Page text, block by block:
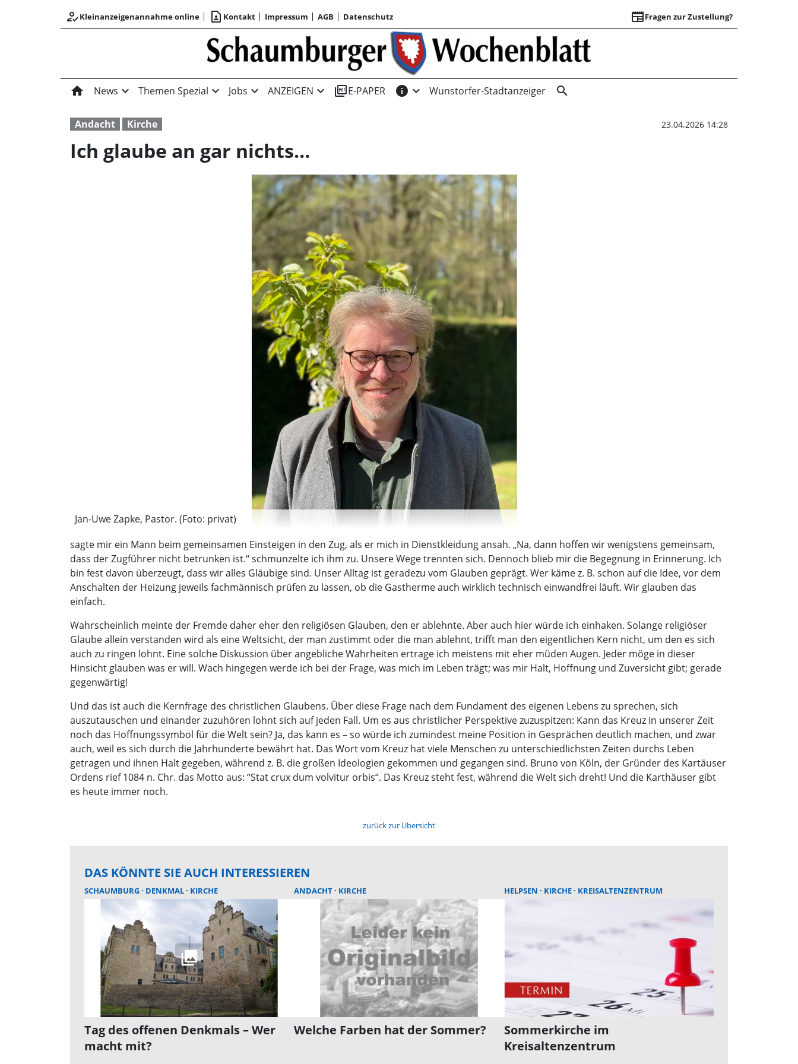
how_to_regKleinanzeigenannahme online contact_page Kontakt Impressum AGB Datenschutz newspaperFragen zur Zustellung?
Ich glaube an gar
home News expand_more Themen Spezial expand_more Jobs expand_more ANZEIGEN expand_more picture_as_pdfE-PAPER info expand_more Wunstorfer-Stadtanzeiger search
Andacht Kirche 23.04.2026 14:28
Ich glaube an gar nichts…
Jan-Uwe Zapke, Pastor. (Foto: privat)
sagte mir ein Mann beim gemeinsamen Einsteigen in den Zug, als er mich in Dienstkleidung ansah. „Na, dann hoffen wir wenigstens gemeinsam,
dass der Zugführer nicht betrunken ist.“ schmunzelte ich ihm zu. Unsere Wege trennten sich. Dennoch blieb mir die Begegnung in Erinnerung. Ich
bin fest davon überzeugt, dass wir alles Gläubige sind. Unser Alltag ist geradezu vom Glauben geprägt. Wer käme z. B. schon auf die Idee, vor dem
Anschalten der Heizung jeweils fachmännisch prüfen zu lassen, ob die Gastherme auch wirklich technisch einwandfrei läuft. Wir glauben das
einfach.
Wahrscheinlich meinte der Fremde daher eher den religiösen Glauben, den er ablehnte. Aber auch hier würde ich einhaken. Solange religiöser
Glaube allein verstanden wird als eine Weltsicht, der man zustimmt oder die man ablehnt, trifft man den eigentlichen Kern nicht, um den es sich
auch zu ringen lohnt. Eine solche Diskussion über angebliche Wahrheiten ertrage ich meistens mit eher müden Augen. Jeder möge in dieser
Hinsicht glauben was er will. Wach hingegen werde ich bei der Frage, was mich im Leben trägt; was mir Halt, Hoffnung und Zuversicht gibt; gerade
gegenwärtig!
Und das ist auch die Kernfrage des christlichen Glaubens. Über diese Frage nach dem Fundament des eigenen Lebens zu sprechen, sich
auszutauschen und einander zuzuhören lohnt sich auf jeden Fall. Um es aus christlicher Perspektive zuzuspitzen: Kann das Kreuz in unserer Zeit
noch das Hoffnungssymbol für die Welt sein? Ja, das kann es – so würde ich zumindest meine Position in Gesprächen deutlich machen, und zwar
auch, weil es sich durch die Jahrhunderte bewährt hat. Das Wort vom Kreuz hat viele Menschen zu unterschiedlichsten Zeiten durchs Leben
getragen und ihnen Halt gegeben, während z. B. die großen Ideologien gekommen und gegangen sind. Bruno von Köln, der Gründer des Kartäuser
Ordens rief 1084 n. Chr. das Motto aus: “Stat crux dum volvitur orbis“. Das Kreuz steht fest, während die Welt sich dreht! Und die Karthäuser gibt
es heute immer noch.
zurück zur Übersicht
DAS KÖNNTE SIE AUCH INTERESSIEREN
SCHAUMBURG DENKMAL KIRCHE
Tag des offenen Denkmals – Wer
macht mit?
ANDACHT KIRCHE
Welche Farben hat der Sommer?
HELPSEN KIRCHE KREISALTENZENTRUM
Sommerkirche im
Kreisaltenzentrum